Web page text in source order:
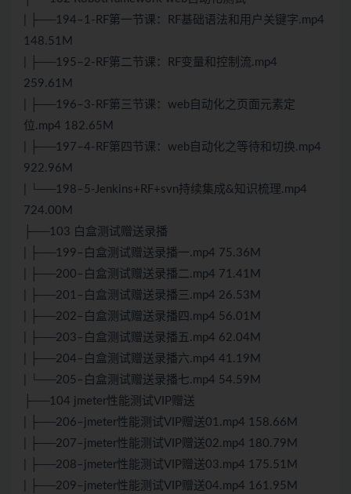
| ├──194–1-RF第一节课：RF基础语法和用户关键字.mp4
148.51M
| ├──195–2-RF第二节课：RF变量和控制流.mp4
259.61M
| ├──196–3-RF第三节课：web自动化之页面元素定
位.mp4 182.65M
| ├──197–4-RF第四节课：web自动化之等待和切换.mp4
922.96M
| └──198–5-Jenkins+RF+svn持续集成&知识梳理.mp4
724.00M
├──103 白盒测试赠送录播
| ├──199–白盒测试赠送录播一.mp4 75.36M
| ├──200–白盒测试赠送录播二.mp4 71.41M
| ├──201–白盒测试赠送录播三.mp4 26.53M
| ├──202–白盒测试赠送录播四.mp4 56.01M
| ├──203–白盒测试赠送录播五.mp4 62.04M
| ├──204–白盒测试赠送录播六.mp4 41.19M
| └──205–白盒测试赠送录播七.mp4 54.59M
├──104 jmeter性能测试VIP赠送
| ├──206–jmeter性能测试VIP赠送01.mp4 158.66M
| ├──207–jmeter性能测试VIP赠送02.mp4 180.79M
| ├──208–jmeter性能测试VIP赠送03.mp4 175.51M
| ├──209–jmeter性能测试VIP赠送04.mp4 161.95M